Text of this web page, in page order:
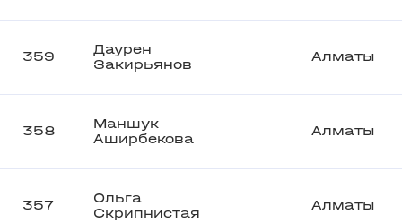
359
Даурен
Закирьянов
Алматы
358
Маншук
Аширбекова
Алматы
357
Ольга
Скрипнистая
Алматы